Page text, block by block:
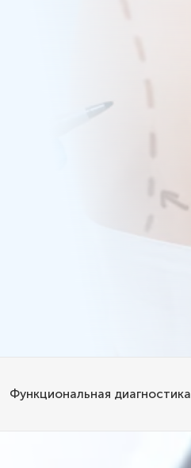
Функциональная диагностика